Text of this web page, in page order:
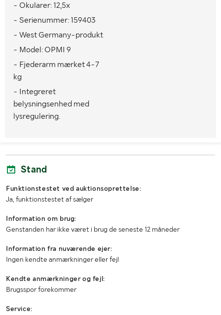
- Okularer: 12,5x
- Serienummer: 159403
- West Germany-produkt
- Model: OPMI 9
- Fjederarm mærket 4-7
kg
- Integreret
belysningsenhed med
lysregulering.
Stand
Funktionstestet ved auktionsoprettelse:
Ja, funktionstestet af sælger
Information om brug:
Genstanden har ikke været i brug de seneste 12 måneder
Information fra nuværende ejer:
Ingen kendte anmærkninger eller fejl
Kendte anmærkninger og fejl:
Brugsspor forekommer
Service: